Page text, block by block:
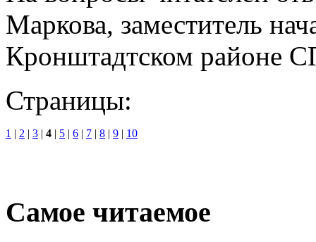
Маркова, заместитель
Кронштадтском районе
Страницы:
1 | 2 | 3 | 4 | 5 | 6 | 7 | 8 | 9 | 10
Самое читаемое